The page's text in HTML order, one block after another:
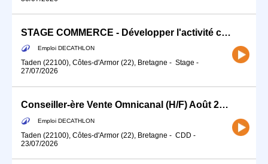
STAGE COMMERCE - Développer l'activité commerciale de ton sport (H/F)
Emploi DECATHLON
Taden (22100), Côtes-d'Armor (22), Bretagne - Stage -
27/07/2026
Conseiller-ère Vente Omnicanal (H/F) Août 2026
Emploi DECATHLON
Taden (22100), Côtes-d'Armor (22), Bretagne - CDD -
23/07/2026